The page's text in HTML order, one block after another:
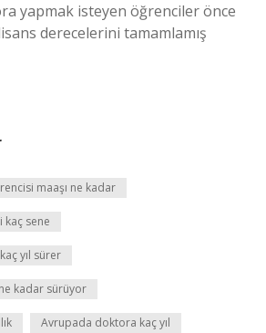
yapmak isteyen öğrenciler önce
derecelerini tamamlamış
maaşı ne kadar
kaç sene
yıl sürer
kadar sürüyor
Avrupada doktora kaç yıl